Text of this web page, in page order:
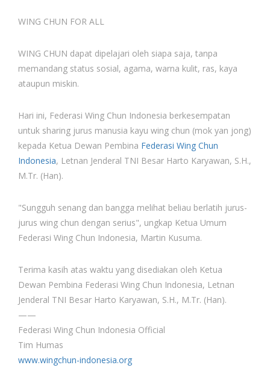
WING CHUN FOR ALL
WING CHUN dapat dipelajari oleh siapa saja, tanpa
memandang status sosial, agama, warna kulit, ras, kaya
ataupun miskin.
Hari ini, Federasi Wing Chun Indonesia berkesempatan
untuk sharing jurus manusia kayu wing chun (mok yan jong)
kepada Ketua Dewan Pembina Federasi Wing Chun
Indonesia, Letnan Jenderal TNI Besar Harto Karyawan, S.H.,
M.Tr. (Han).
"Sungguh senang dan bangga melihat beliau berlatih jurus-
jurus wing chun dengan serius", ungkap Ketua Umum
Federasi Wing Chun Indonesia, Martin Kusuma.
Terima kasih atas waktu yang disediakan oleh Ketua
Dewan Pembina Federasi Wing Chun Indonesia, Letnan
Jenderal TNI Besar Harto Karyawan, S.H., M.Tr. (Han).
——
Federasi Wing Chun Indonesia Official
Tim Humas
www.wingchun-indonesia.org